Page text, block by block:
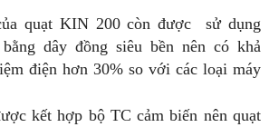
quạt KIN 200 còn được sử dụng
dây đồng siêu bền nên có khả
điện hơn 30% so với các loại máy
kết hợp bộ TC cảm biến nên quạt